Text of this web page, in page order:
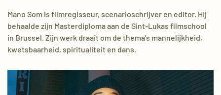
Mano Som is filmregisseur, scenarioschrijver en editor. Hij
behaalde zijn Masterdiploma aan de Sint-Lukas filmschool
in Brussel. Zijn werk draait om de thema’s mannelijkheid,
kwetsbaarheid, spiritualiteit en dans.